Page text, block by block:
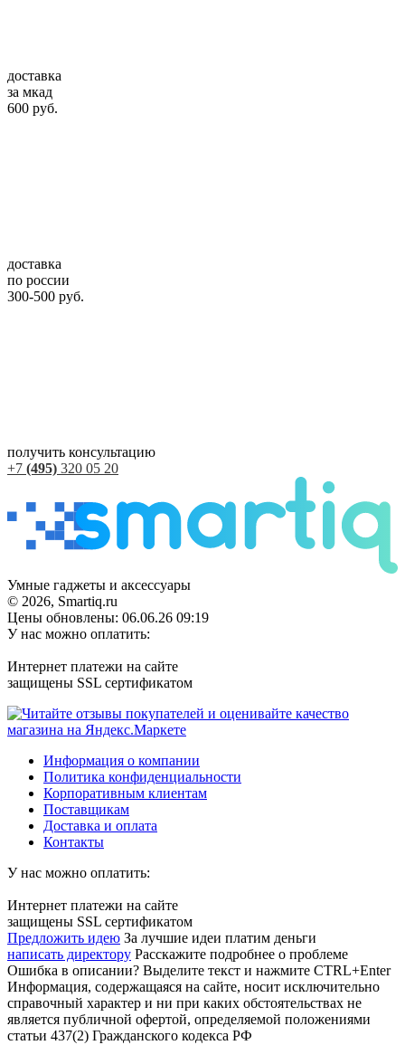
доставка
за мкад
600 руб.
доставка
по россии
300-500 руб.
получить консультацию
+7 (495) 320 05 20
Умные гаджеты и аксессуары
© 2026, Smartiq.ru
Цены обновлены: 06.06.26 09:19
У нас можно оплатить:
Интернет платежи на сайте
защищены SSL сертификатом
Информация о компании
Политика конфиденциальности
Корпоративным клиентам
Поставщикам
Доставка и оплата
Контакты
У нас можно оплатить:
Интернет платежи на сайте
защищены SSL сертификатом
Предложить идею За лучшие идеи платим деньги
написать директору Расскажите подробнее о проблеме
Ошибка в описании? Выделите текст и нажмите CTRL+Enter
Информация, содержащаяся на сайте, носит исключительно
справочный характер и ни при каких обстоятельствах не
является публичной офертой, определяемой положениями
статьи 437(2) Гражданского кодекса РФ